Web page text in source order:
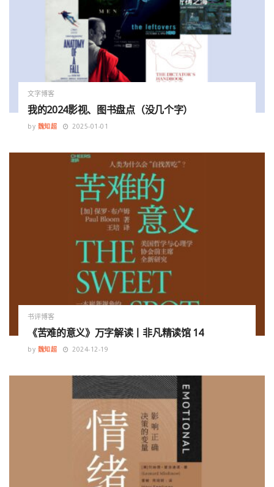
文字博客
我的2024影视、图书盘点（没几个字）
by 魏知超 2025-01-01
书评博客
《苦难的意义》万字解读丨非凡精读馆 14
by 魏知超 2024-12-19